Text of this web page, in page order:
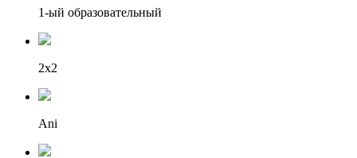
1-ый образовательный
2х2
Ani